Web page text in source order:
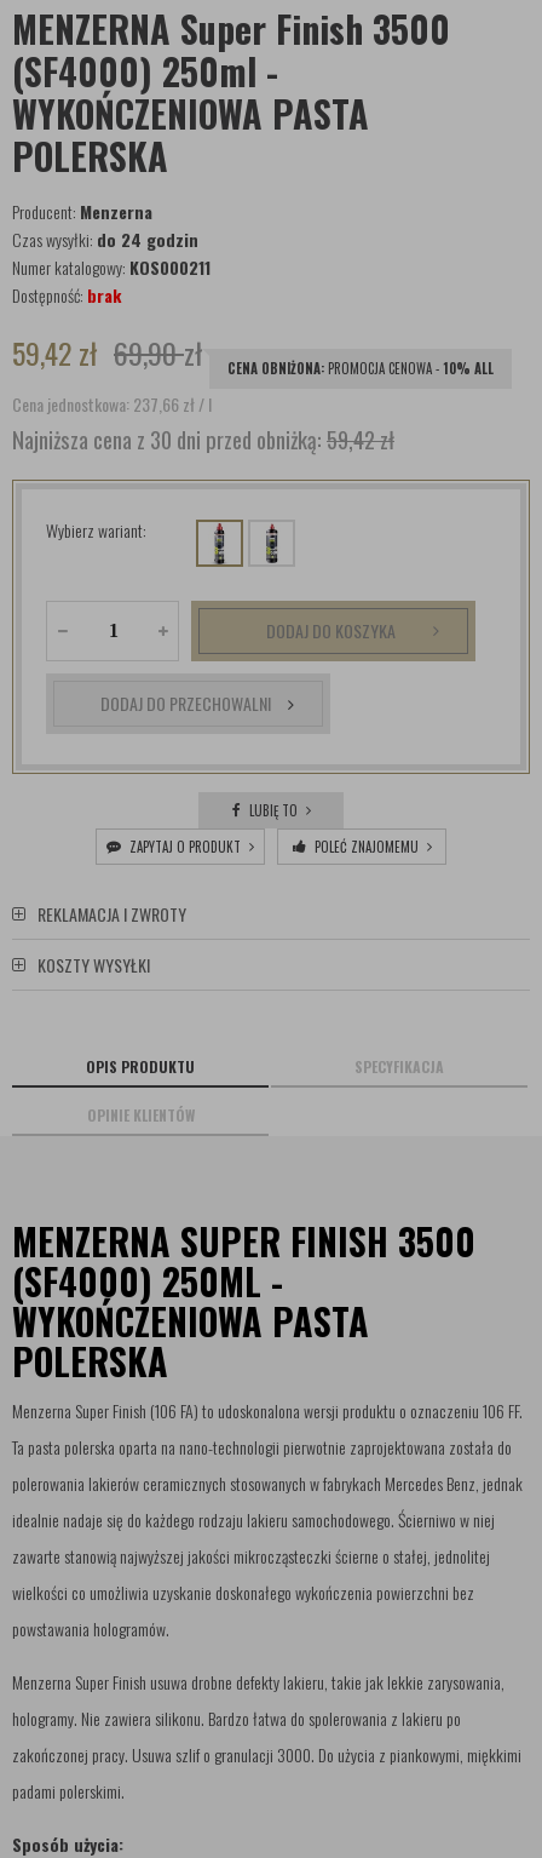
MENZERNA Super Finish 3500
(SF4000) 250ml -
WYKOŃCZENIOWA PASTA
POLERSKA
Producent: Menzerna
Czas wysyłki: do 24 godzin
Numer katalogowy: KOS000211
Dostępność: brak
59,42zł 69,90zł CENA OBNIŻONA: PROMOCJA CENOWA -10% ALL
Cena jednostkowa: 237,66zł/ l
Najniższa cena z 30 dni przed obniżką:59,42 zł
Wybierz wariant:
DODAJ DO KOSZYKA
DODAJ DO PRZECHOWALNI
LUBIĘ TO
ZAPYTAJ O PRODUKT
POLEĆ ZNAJOMEMU
REKLAMACJA I ZWROTY
KOSZTY WYSYŁKI
OPIS PRODUKTU SPECYFIKACJA
OPINIE KLIENTÓW
MENZERNA SUPER FINISH 3500
(SF4000) 250ML -
WYKOŃCZENIOWA PASTA
POLERSKA
Menzerna Super Finish (106 FA) to udoskonalona wersji produktu o oznaczeniu 106 FF.
Ta pasta polerska oparta na nano-technologii pierwotnie zaprojektowana została do
polerowania lakierów ceramicznych stosowanych w fabrykach Mercedes Benz, jednak
idealnie nadaje się do każdego rodzaju lakieru samochodowego. Ścierniwo w niej
zawarte stanowią najwyższej jakości mikrocząsteczki ścierne o stałej, jednolitej
wielkości co umożliwia uzyskanie doskonałego wykończenia powierzchni bez
powstawania hologramów.
Menzerna Super Finish usuwa drobne defekty lakieru, takie jak lekkie zarysowania,
hologramy. Nie zawiera silikonu. Bardzo łatwa do spolerowania z lakieru po
zakończonej pracy. Usuwa szlif o granulacji 3000. Do użycia z piankowymi, miękkimi
padami polerskimi.
Sposób użycia: